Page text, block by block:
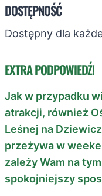
DOSTĘPNOŚĆ
Dostępny dla
EXTRA PODPOWIEDŹ!
Jak w przypadku
atrakcji, również
Leśnej na
przeżywa w
zależy Wam na
spokojniejszy